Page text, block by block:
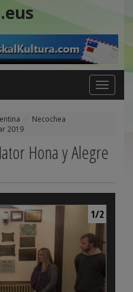
Toggle
navigation
Necochea
2019
Hona y Alegre
1/2